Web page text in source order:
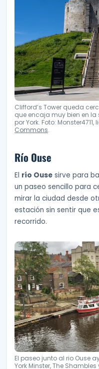
Clifford’s Tower queda
que encaja muy bien en
por York. Foto:
Commons.
Río Ouse
El río Ouse sirve para
un paseo sencillo para
mirar la ciudad desde
estación sin sentir que
recorrido.
El paseo junto al rio Ouse
York Minster, The